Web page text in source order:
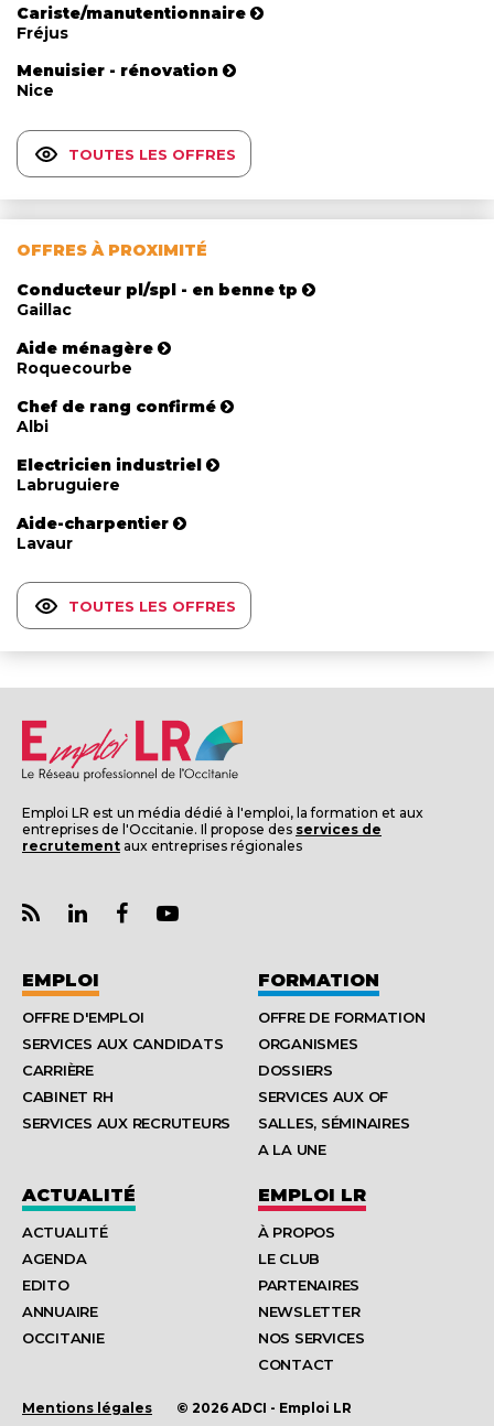
Cariste/manutentionnaire
Fréjus
Menuisier - rénovation
Nice
TOUTES LES OFFRES
OFFRES À PROXIMITÉ
Conducteur pl/spl - en benne tp
Gaillac
Aide ménagère
Roquecourbe
Chef de rang confirmé
Albi
Electricien industriel
Labruguiere
Aide-charpentier
Lavaur
TOUTES LES OFFRES
Emploi LR est un média dédié à l'emploi, la formation et aux
entreprises de l'Occitanie. Il propose des services de
recrutement aux entreprises régionales
EMPLOI
OFFRE D'EMPLOI
SERVICES AUX CANDIDATS
CARRIÈRE
CABINET RH
SERVICES AUX RECRUTEURS
FORMATION
OFFRE DE FORMATION
ORGANISMES
DOSSIERS
SERVICES AUX OF
SALLES, SÉMINAIRES
A LA UNE
ACTUALITÉ
ACTUALITÉ
AGENDA
EDITO
ANNUAIRE
OCCITANIE
EMPLOI LR
À PROPOS
LE CLUB
PARTENAIRES
NEWSLETTER
NOS SERVICES
CONTACT
Mentions légales © 2026 ADCI - Emploi LR